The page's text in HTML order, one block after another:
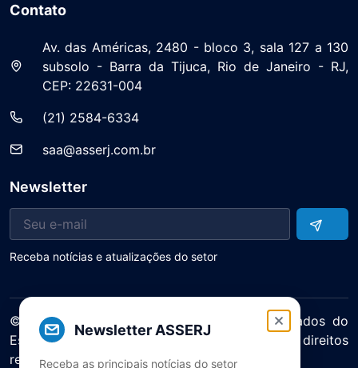
Newsletter ASSERJ
Receba as principais notícias do setor
Contato
Av. das Américas, 2480 - bloco 3, sala 127 a 130
subsolo - Barra da Tijuca, Rio de Janeiro - RJ,
CEP: 22631-004
(21) 2584-6334
saa@asserj.com.br
Newsletter
Receba notícias e atualizações do setor
© 2025 ASERJ – Associação de Supermercados do
Estado do Rio de Janeiro. Todos os direitos
reservados.